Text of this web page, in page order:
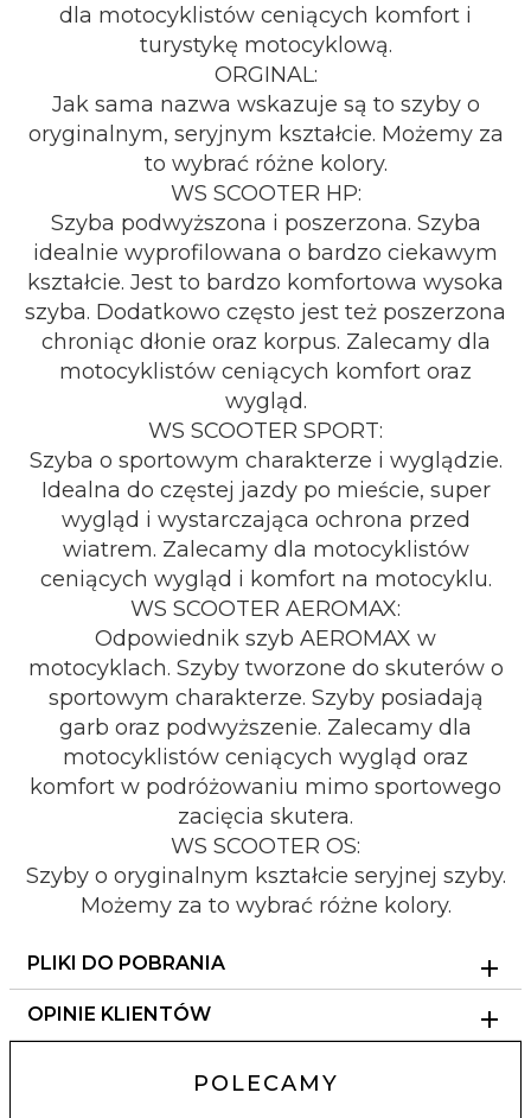
dla motocyklistów ceniących komfort i
turystykę motocyklową.
ORGINAL:
Jak sama nazwa wskazuje są to szyby o
oryginalnym, seryjnym kształcie. Możemy za
to wybrać różne kolory.
WS SCOOTER HP:
Szyba podwyższona i poszerzona. Szyba
idealnie wyprofilowana o bardzo ciekawym
kształcie. Jest to bardzo komfortowa wysoka
szyba. Dodatkowo często jest też poszerzona
chroniąc dłonie oraz korpus. Zalecamy dla
motocyklistów ceniących komfort oraz
wygląd.
WS SCOOTER SPORT:
Szyba o sportowym charakterze i wyglądzie.
Idealna do częstej jazdy po mieście, super
wygląd i wystarczająca ochrona przed
wiatrem. Zalecamy dla motocyklistów
ceniących wygląd i komfort na motocyklu.
WS SCOOTER AEROMAX:
Odpowiednik szyb AEROMAX w
motocyklach. Szyby tworzone do skuterów o
sportowym charakterze. Szyby posiadają
garb oraz podwyższenie. Zalecamy dla
motocyklistów ceniących wygląd oraz
komfort w podróżowaniu mimo sportowego
zacięcia skutera.
WS SCOOTER OS:
Szyby o oryginalnym kształcie seryjnej szyby.
Możemy za to wybrać różne kolory.
PLIKI DO POBRANIA
OPINIE KLIENTÓW
POLECAMY